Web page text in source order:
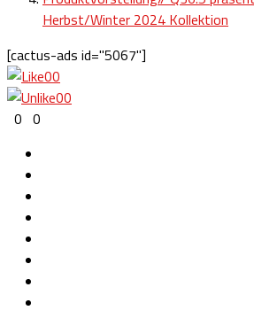
Herbst/Winter 2024 Kollektion
[cactus-ads id="5067"]
00
00
0 0